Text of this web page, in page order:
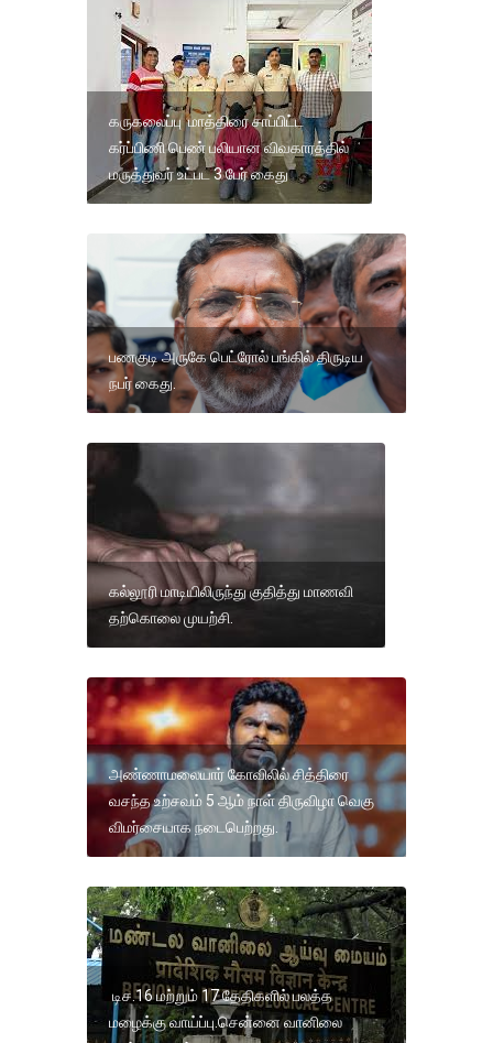
கருகலைப்பு மாத்திரை சாப்பிட்ட
கர்ப்பிணி பெண் பலியான விவகாரத்தில்
மருத்துவர் உட்பட 3 பேர் கைது
பணகுடி அருகே பெட்ரோல் பங்கில் திருடிய
நபர் கைது.
கல்லூரி மாடியிலிருந்து குதித்து மாணவி
தற்கொலை முயற்சி.
அண்ணாமலையார் கோவிலில் சித்திரை
வசந்த உற்சவம் 5 ஆம் நாள் திருவிழா வெகு
விமர்சையாக நடைபெற்றது.
டிச.16 மற்றும் 17 தேதிகளில் பலத்த
மழைக்கு வாய்ப்பு.சென்னை வானிலை